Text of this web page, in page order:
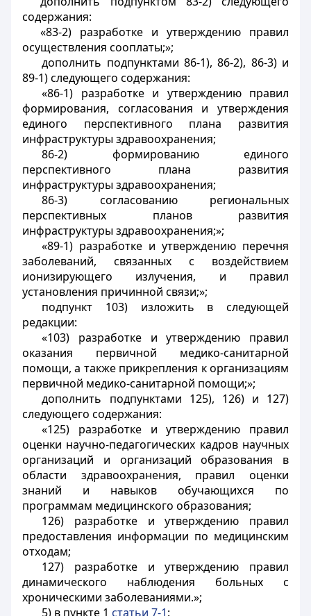
содержания:
«83-2) разработке и утверждению правил
осуществления сооплаты;»;
дополнить подпунктами 86-1), 86-2), 86-3) и
89-1) следующего содержания:
«86-1) разработке и утверждению правил
формирования, согласования и утверждения
единого перспективного плана развития
инфраструктуры здравоохранения;
86-2) формированию единого
перспективного плана развития
инфраструктуры здравоохранения;
86-3) согласованию региональных
перспективных планов развития
инфраструктуры здравоохранения;»;
«89-1) разработке и утверждению перечня
заболеваний, связанных с воздействием
ионизирующего излучения, и правил
установления причинной связи;»;
подпункт 103) изложить в следующей
редакции:
«103) разработке и утверждению правил
оказания первичной медико-санитарной
помощи, а также прикрепления к организациям
первичной медико-санитарной помощи;»;
дополнить подпунктами 125), 126) и 127)
следующего содержания:
«125) разработке и утверждению правил
оценки научно-педагогических кадров научных
организаций и организаций образования в
области здравоохранения, правил оценки
знаний и навыков обучающихся по
программам медицинского образования;
126) разработке и утверждению правил
предоставления информации по медицинским
отходам;
127) разработке и утверждению правил
динамического наблюдения больных с
хроническими заболеваниями.»;
5) в пункте 1 статьи 7-1: